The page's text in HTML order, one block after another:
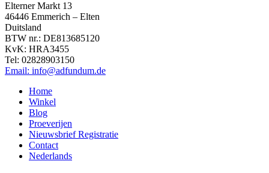
Elterner Markt 13
46446 Emmerich – Elten
Duitsland
BTW nr.: DE813685120
KvK: HRA3455
Tel: 02828903150
Email: info@adfundum.de
Home
Winkel
Blog
Proeverijen
Nieuwsbrief Registratie
Contact
Nederlands